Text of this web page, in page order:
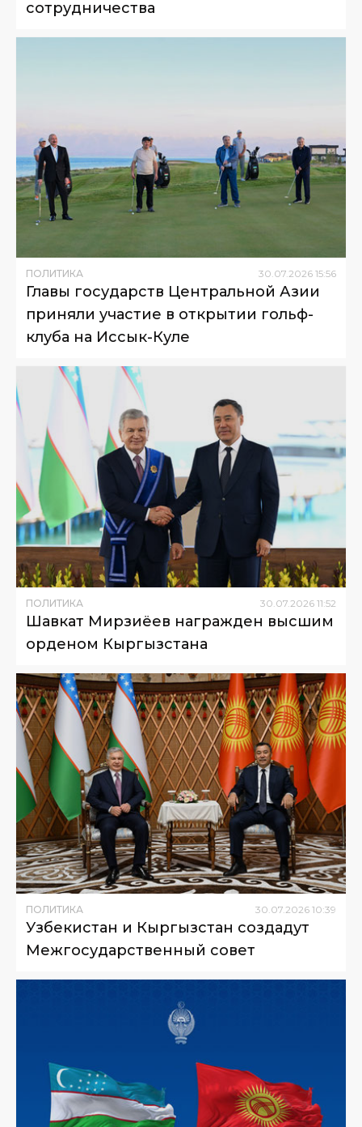
сотрудничества
ПОЛИТИКА 30.07.2026 15:56
Главы государств Центральной Азии
приняли участие в открытии гольф-
клуба на Иссык-Куле
ПОЛИТИКА 30 07 2026 11:52
Шавкат Мирзиёев награжден высшим
орденом Кыргызстана
ПОЛИТИКА 30.07.2026 10:39
Узбекистан и Кыргызстан создадут
Межгосударственный совет